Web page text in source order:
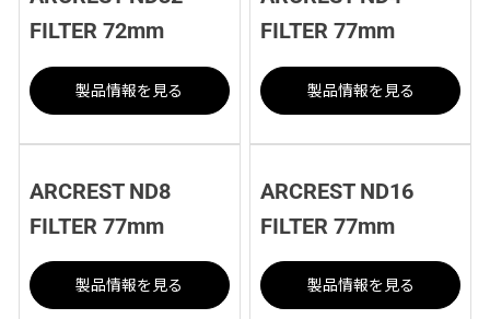
FILTER 72mm
製品情報を見る
FILTER 77mm
製品情報を見る
ARCREST ND8
FILTER 77mm
製品情報を見る
ARCREST ND16
FILTER 77mm
製品情報を見る